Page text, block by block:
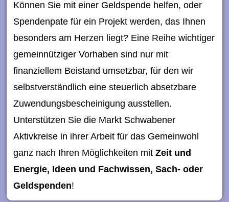
Können Sie mit einer Geldspende helfen, oder
Spendenpate für ein Projekt werden, das Ihnen
besonders am Herzen liegt? Eine Reihe wichtiger
gemeinnütziger Vorhaben sind nur mit
finanziellem Beistand umsetzbar, für den wir
selbstverständlich eine steuerlich absetzbare
Zuwendungsbescheinigung ausstellen.
Unterstützen Sie die Markt Schwabener
Aktivkreise in ihrer Arbeit für das Gemeinwohl
ganz nach Ihren Möglichkeiten mit Zeit und
Energie, Ideen und Fachwissen, Sach- oder
Geldspenden!